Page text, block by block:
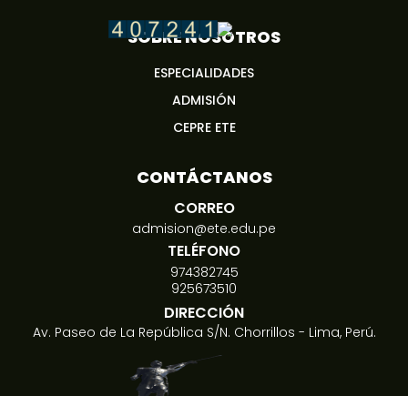
SOBRE NOSOTROS
ESPECIALIDADES
ADMISIÓN
CEPRE ETE
CONTÁCTANOS
CORREO
admision@ete.edu.pe
TELÉFONO
974382745
925673510
DIRECCIÓN
Av. Paseo de La República S/N. Chorrillos - Lima, Perú.